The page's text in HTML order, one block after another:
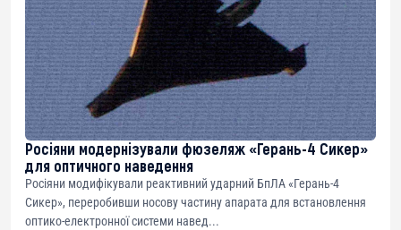
Росіяни модернізували фюзеляж «Герань-4 Сикер»
для оптичного наведення
Росіяни модифікували реактивний ударний БпЛА «Герань-4
Сикер», переробивши носову частину апарата для встановлення
оптико-електронної системи навед...